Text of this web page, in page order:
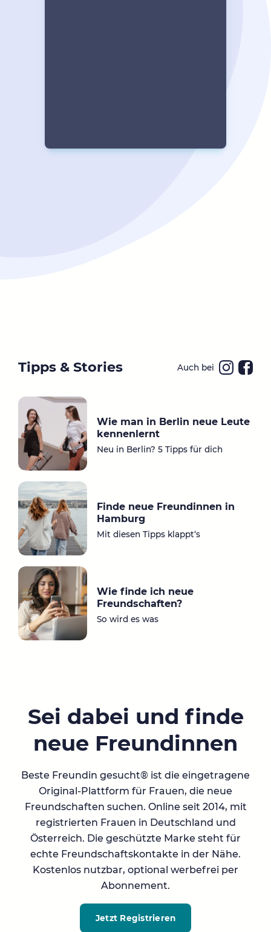
Tipps & Stories Auch bei
a
ok
Wie man in Berlin neue Leute
kennenlernt
Neu in Berlin? 5 Tipps für dich
Finde neue Freundinnen in
Hamburg
Mit diesen Tipps klappt‘s
Wie finde ich neue
Freundschaften?
So wird es was
Sei dabei und finde
neue Freundinnen
Beste Freundin gesucht® ist die eingetragene
Original-Plattform für Frauen, die neue
Freundschaften suchen. Online seit 2014, mit
registrierten Frauen in Deutschland und
Österreich. Die geschützte Marke steht für
echte Freundschaftskontakte in der Nähe.
Kostenlos nutzbar, optional werbefrei per
Abonnement.
Jetzt Registrieren